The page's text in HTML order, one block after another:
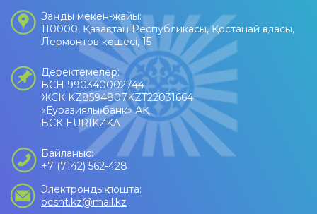
Заңды мекен-жайы:
110000, Қазақстан Республикасы, Қостанай қаласы,
Лермонтов көшесі, 15
Деректемелер:
БСН 990340002744
ЖСК KZ8594807KZT22031664
«Еуразиялық банк» АҚ
БСК EURIKZKA
Байланыс:
+7 (7142) 562-428
Электрондық пошта:
ocsnt.kz@mail.kz